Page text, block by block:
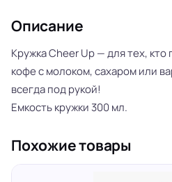
Описание
Кружка Cheer Up — для тех, кто
кофе с молоком, сахаром или
всегда под рукой!
Емкость кружки 300 мл.
Похожие товары